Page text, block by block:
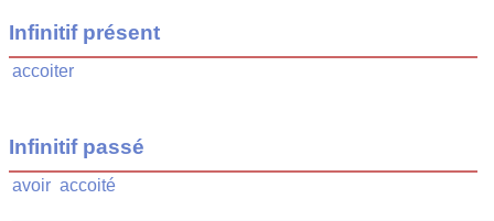
Infinitif présent
accoiter
Infinitif passé
avoir accoité